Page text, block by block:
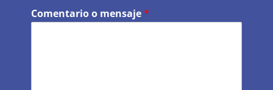
Comentario o mensaje*